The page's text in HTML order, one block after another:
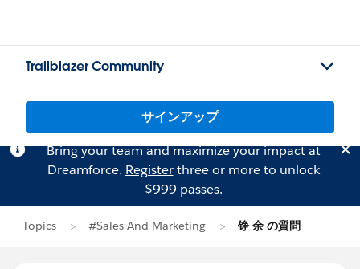
Trailblazer Community
サインアップ
Bring your team and maximize your impact at
Dreamforce. Registerthree or more to unlock
$999 passes.
Topics #Sales And Marketing 铮 余 の質問